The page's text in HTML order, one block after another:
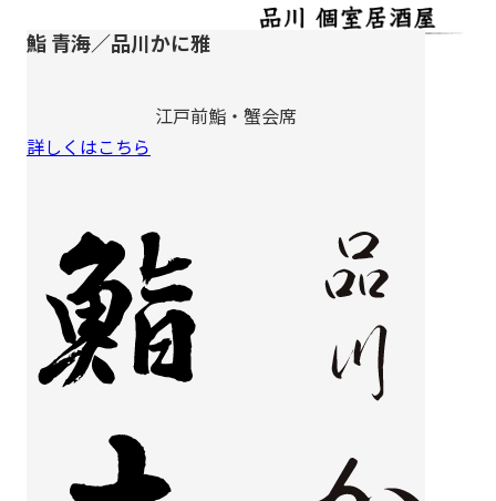
鮨 青海／品川かに雅
江戸前鮨・蟹会席
詳しくはこちら